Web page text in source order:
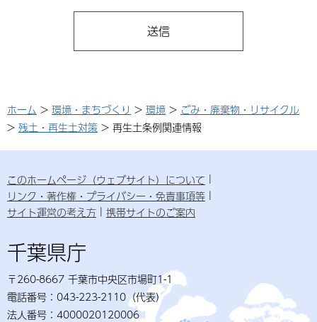
ホーム > 環境・まちづくり > 環境 > ごみ・廃棄物・リサイクル
> 残土・再生土対策 > 再生土条例関連情報
このホームページ（ウェブサイト）について
リンク・著作権・プライバシー・免責事項等
サイト運営の考え方
携帯サイトのご案内
千葉県庁
〒260-8667 千葉市中央区市場町1-1
電話番号：043-223-2110（代表）
法人番号：4000020120006